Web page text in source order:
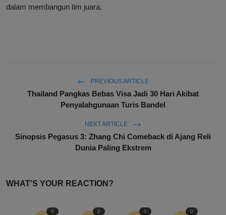
dalam membangun tim juara.
PREVIOUS ARTICLE
Thailand Pangkas Bebas Visa Jadi 30 Hari Akibat
Penyalahgunaan Turis Bandel
NEXT ARTICLE
Sinopsis Pegasus 3: Zhang Chi Comeback di Ajang Reli
Dunia Paling Ekstrem
WHAT'S YOUR REACTION?
0 0 0 0